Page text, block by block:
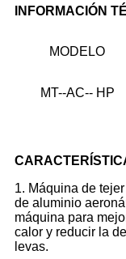
INFORMACIÓN
MODELO
MT--AC-- HP
1. Máquina de
de aluminio
máquina para
calor y reducir la
levas.